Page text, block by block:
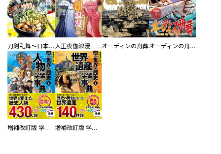
刀剣乱舞～日本号つれづれ酒～ 大正夜伽浪漫 －金曜日の花嫁—オーディンの舟葬 オーディンの舟葬 分冊版
増補改訂版 学研まんが NEW世界の歴史 別巻 人物学習事典 増補改訂版 学研まんが NEW世界の歴史 別巻 世界遺産学習事典